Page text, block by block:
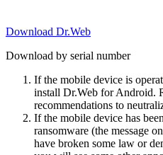
Download Dr.Web
Download by serial number
If the mobile device is
install Dr.Web for Android.
recommendations to
If the mobile device has
ransomware (the message
have broken some law or